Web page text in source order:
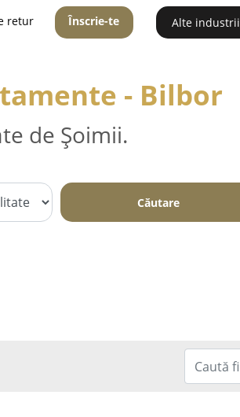
retur Înscrie-te Alte industrii
- Bilbor
de Șoimii.
Căutare